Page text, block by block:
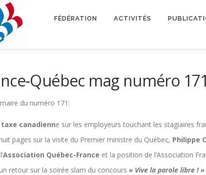
FÉDÉRATION ACTIVITÉS
Québec mag numéro 171
du numéro 171:
taxe canadienne sur les employeurs touchant les stagiaires
pages sur la visite du Premier ministre du Québec, Philippe
Association Québec-France et la position de l’Association
retour sur la soirée slam du concours « Vive la parole libre ! »